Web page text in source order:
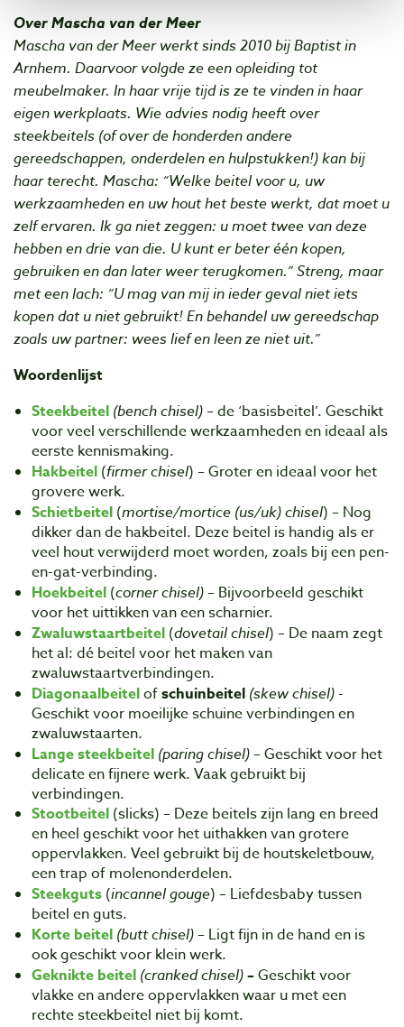
Over Mascha van der Meer
Mascha van der Meer werkt sinds 2010 bij Baptist in
Arnhem. Daarvoor volgde ze een opleiding tot
meubelmaker. In haar vrije tijd is ze te vinden in haar
eigen werkplaats. Wie advies nodig heeft over
steekbeitels (of over de honderden andere
gereedschappen, onderdelen en hulpstukken!) kan bij
haar terecht. Mascha: “Welke beitel voor u, uw
werkzaamheden en uw hout het beste werkt, dat moet u
zelf ervaren. Ik ga niet zeggen: u moet twee van deze
hebben en drie van die. U kunt er beter één kopen,
gebruiken en dan later weer terugkomen.” Streng, maar
met een lach: “U mag van mij in ieder geval niet iets
kopen dat u niet gebruikt! En behandel uw gereedschap
zoals uw partner: wees lief en leen ze niet uit.”
Woordenlijst
Steekbeitel (bench chisel)– de ‘basisbeitel’. Geschikt
voor veel verschillende werkzaamheden en ideaal als
eerste kennismaking.
Hakbeitel (firmer chisel) – Groter en ideaal voor het
grovere werk.
Schietbeitel (mortise/mortice (us/uk) chisel) – Nog
dikker dan de hakbeitel. Deze beitel is handig als er
veel hout verwijderd moet worden, zoals bij een pen-
en-gat-verbinding.
Hoekbeitel (corner chisel)– Bijvoorbeeld geschikt
voor het uittikken van een scharnier.
Zwaluwstaartbeitel (dovetail chisel) – De naam zegt
het al: dé beitel voor het maken van
zwaluwstaartverbindingen.
Diagonaalbeitelofschuinbeitel (skew chisel) -
Geschikt voor moeilijke schuine verbindingen en
zwaluwstaarten.
Lange steekbeitel (paring chisel)– Geschikt voor het
delicate en fijnere werk. Vaak gebruikt bij
verbindingen.
Stootbeitel (slicks) – Deze beitels zijn lang en breed
en heel geschikt voor het uithakken van grotere
oppervlakken. Veel gebruikt bij de houtskeletbouw,
een trap of molenonderdelen.
Steekguts (incannel gouge) – Liefdesbaby tussen
beitel en guts.
Korte beitel (butt chisel)– Ligt fijn in de hand en is
ook geschikt voor klein werk.
Geknikte beitel (cranked chisel)– Geschikt voor
vlakke en andere oppervlakken waar u met een
rechte steekbeitel niet bij komt.